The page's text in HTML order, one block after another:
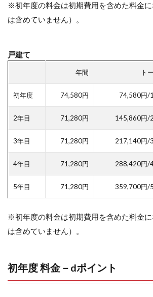
※初年度の料金は初期費用を含めた料金
は含めていません）。
戸建て
年間 ト
初年度 74,580円 74,580円/
2年目 71,280円 145,860円/
3年目 71,280円 217,140円/
4年目 71,280円 288,420円/
5年目 71,280円 359,700円/
※初年度の料金は初期費用を含めた料金
は含めていません）。
初年度 料金－dポイント